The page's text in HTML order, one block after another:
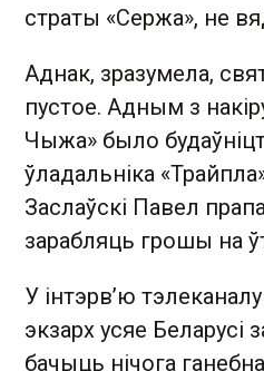
страты «Сержа», не
Аднак, зразумела,
пустое. Адным з
Чыжа» было
ўладальніка
Заслаўскі Павел
зарабляць грошы на
У інтэрв’ю
экзарх усяе Беларусі
бачыць нічога